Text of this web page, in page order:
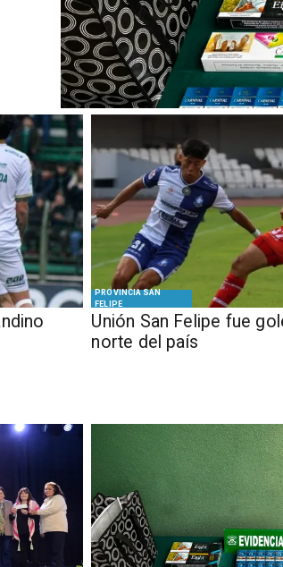
PROVINCIA SAN
FELIPE
Unión San Felipe fue
norte del país